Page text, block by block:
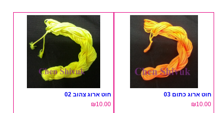
חוט ארוג כתום 03
₪10.00
חוט ארוג צהוב 02
₪10.00